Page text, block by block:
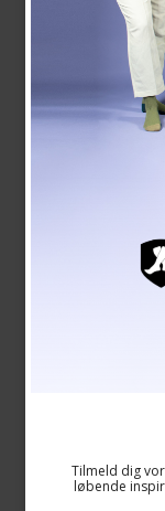
Se
Tilmeld dig
løbende